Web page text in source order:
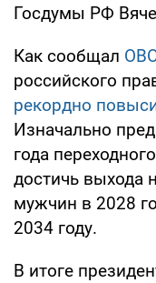
Госдумы РФ
Как сообщал
российского
рекордно
Изначально
года
достичь выхода
мужчин в 2028
2034 году.
В итоге